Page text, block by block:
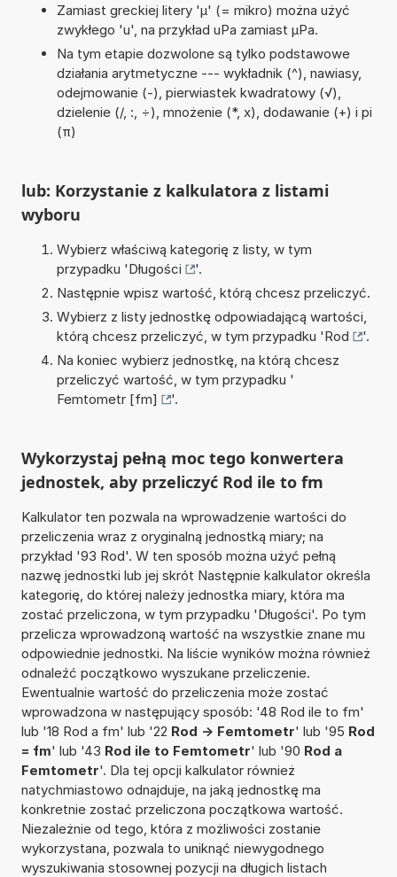
Zamiast greckiej litery 'µ' (= mikro) można użyć
zwykłego 'u', na przykład uPa zamiast µPa.
Na tym etapie dozwolone są tylko podstawowe
działania arytmetyczne --- wykładnik (^), nawiasy,
odejmowanie (-), pierwiastek kwadratowy (√),
dzielenie (/, :, ÷), mnożenie (*, x), dodawanie (+) i pi
(π)
lub: Korzystanie z kalkulatora z listami
wyboru
Wybierz właściwą kategorię z listy, w tym
przypadku 'Długości
'.
Następnie wpisz wartość, którą chcesz przeliczyć.
Wybierz z listy jednostkę odpowiadającą wartości,
którą chcesz przeliczyć, w tym przypadku 'Rod
'.
Na koniec wybierz jednostkę, na którą chcesz
przeliczyć wartość, w tym przypadku '
Femtometr [fm]
'.
Wykorzystaj pełną moc tego konwertera
jednostek, aby przeliczyć Rod ile to fm
Kalkulator ten pozwala na wprowadzenie wartości do
przeliczenia wraz z oryginalną jednostką miary; na
przykład '93 Rod'. W ten sposób można użyć pełną
nazwę jednostki lub jej skrót Następnie kalkulator określa
kategorię, do której należy jednostka miary, która ma
zostać przeliczona, w tym przypadku 'Długości'. Po tym
przelicza wprowadzoną wartość na wszystkie znane mu
odpowiednie jednostki. Na liście wyników można również
odnaleźć początkowo wyszukane przeliczenie.
Ewentualnie wartość do przeliczenia może zostać
wprowadzona w następujący sposób: '48 Rod ile to fm'
lub '18 Rod a fm' lub '22 Rod -> Femtometr' lub '95 Rod
= fm' lub '43 Rod ile to Femtometr' lub '90 Rod a
Femtometr'. Dla tej opcji kalkulator również
natychmiastowo odnajduje, na jaką jednostkę ma
konkretnie zostać przeliczona początkowa wartość.
Niezależnie od tego, która z możliwości zostanie
wykorzystana, pozwala to uniknąć niewygodnego
wyszukiwania stosownej pozycji na długich listach